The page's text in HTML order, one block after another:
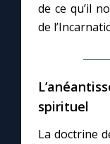
Prier au
L'Évangile
Les premiers
de ce qu’il
de
spirituel
La doctrine